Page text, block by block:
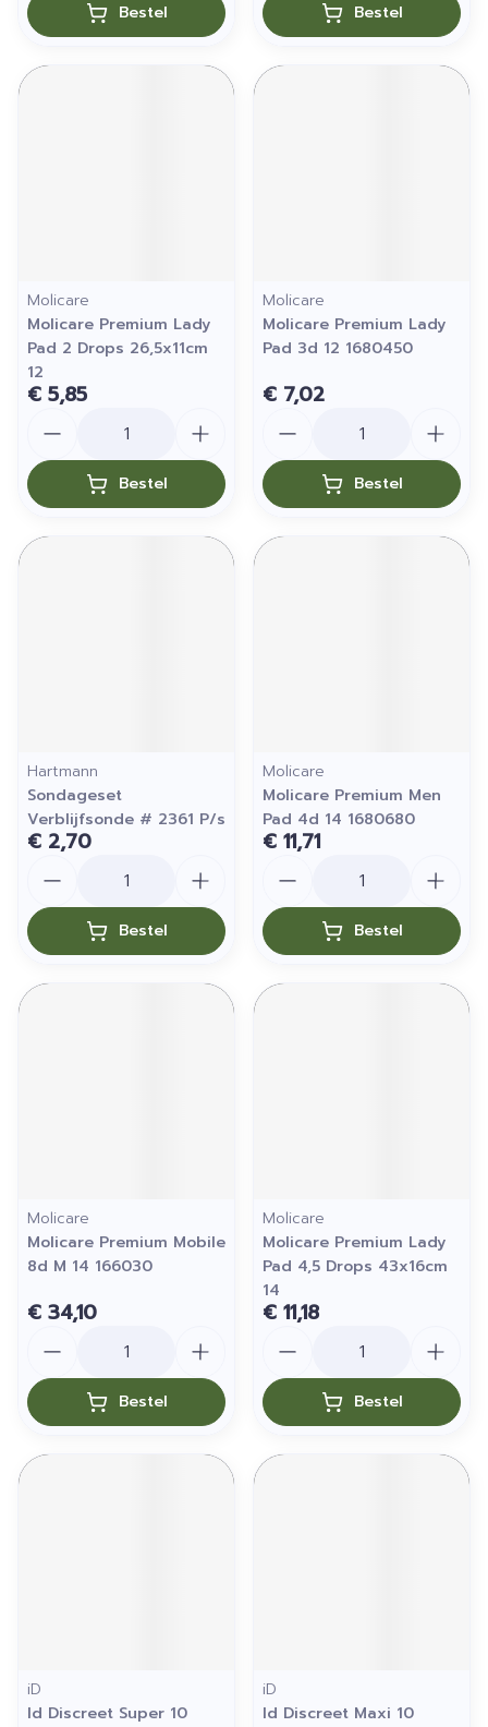
Bestel Bestel
Molicare
Molicare Premium Lady
Pad 2 Drops 26,5x11cm
12
€ 5,85
Bestel
Molicare
Molicare Premium Lady
Pad 3d 12 1680450
€ 7,02
Bestel
Hartmann
Sondageset
Verblijfsonde # 2361 P/s
€ 2,70
Bestel
Molicare
Molicare Premium Men
Pad 4d 14 1680680
€ 11,71
Bestel
Molicare
Molicare Premium Mobile
8d M 14 166030
€ 34,10
Bestel
Molicare
Molicare Premium Lady
Pad 4,5 Drops 43x16cm
14
€ 11,18
Bestel
iD
Id Discreet Super 10
iD
Id Discreet Maxi 10